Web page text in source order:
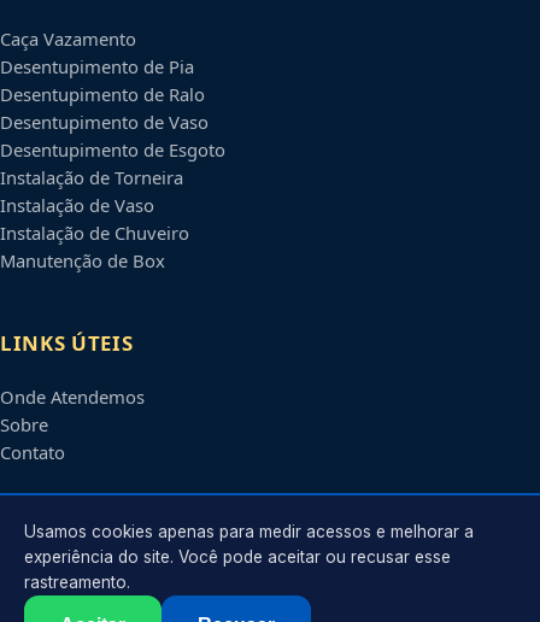
Caça Vazamento
Desentupimento de Pia
Desentupimento de Ralo
Desentupimento de Vaso
Desentupimento de Esgoto
Instalação de Torneira
Instalação de Vaso
Instalação de Chuveiro
Manutenção de Box
LINKS ÚTEIS
Onde Atendemos
Sobre
Contato
CONTATO
Atendimento em
contato@encanadoremmanaus.com.br
Usamos cookies apenas para medir acessos e melhorar a
experiência do site. Você pode aceitar ou recusar esse
rastreamento.